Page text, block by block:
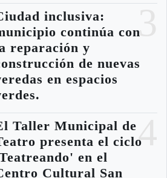
3
inclusiva:
continúa con
reparación y
de nuevas
en espacios
4
Taller Municipal de
presenta el ciclo
en el
Cultural San